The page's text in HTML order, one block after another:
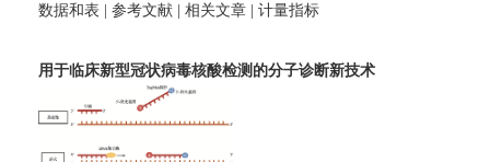
数据和表
参考文献 相关文章 计量指标
用于临床新型冠状病毒核酸检测的分子诊断新技术